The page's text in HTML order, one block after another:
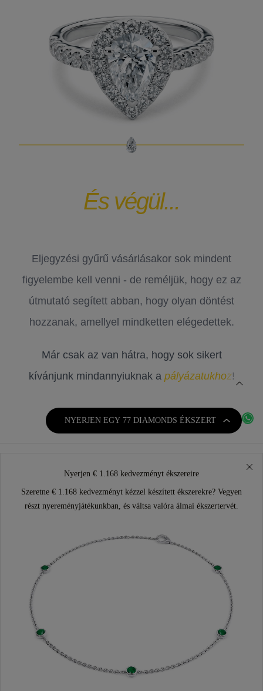
És végül...
Eljegyzési gyűrű vásárlásakor sok mindent
figyelembe kell venni - de reméljük, hogy ez az
útmutató segített abban, hogy olyan döntést
hozzanak, amellyel mindketten elégedettek.
Már csak az van hátra, hogy sok sikert
kívánjunk mindannyiuknak a pályázatukhoz!
NYERJEN EGY 77 DIAMONDS ÉKSZERT
Nyerjen € 1.168 kedvezményt ékszereire
Szeretne € 1.168 kedvezményt kézzel készített ékszerekre? Vegyen
részt nyereményjátékunkban, és váltsa valóra álmai ékszertervét.